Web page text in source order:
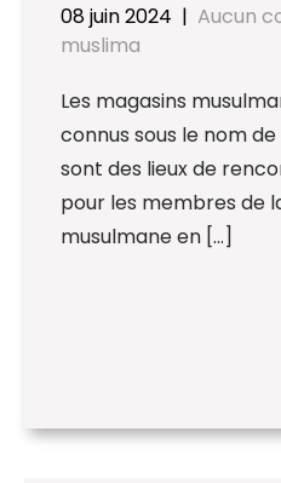
08 juin 2024 | Aucun
muslima
Les magasins
connus sous le nom
sont des lieux de
pour les membres de
musulmane en […]